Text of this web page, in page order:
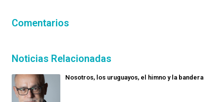
Comentarios
Noticias Relacionadas
Nosotros, los uruguayos, el himno y la bandera